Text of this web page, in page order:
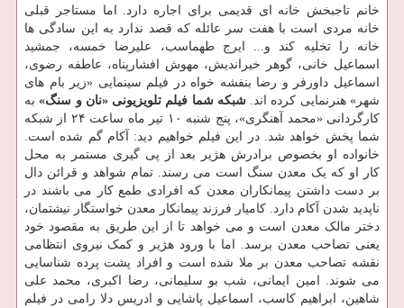
خانم تاجبخش خانه ای قدیمی برای اجاره دارد. اما مستاجر قبلی
خانه مردی است با هفت سر عائله که قصد ندارد به این سادگی ها
خانه را تخلیه کند و... ایرج طهماسب، علیرضا خمسه، جمشید
اسماعیل خانی، گوهر خیراندیش، مهوش افشارپناه، عاطفه رضوی،
اسماعیل داورفر و رضا بنفشه خواه در فیلم سینمایی «زیر بام های
شهر» هنرنمایی کرده اند.شبکه شما فیلم تلویزیونی «نان و سنگ»به
کارگردانی «محمد آهنگری»، پنج شنبه ۱۰ تیر ماه ساعت ۲۴ از شبکه
شما پخش خواهد شد. در این فیلم خواهیم دید: آکام گم شده است.
خانواده او بخصوص برادرش هژیر بعد از پی گیری مستمر به محل
کار او که یک معدن سنگ است می رسند. تمام شواهد و قرائن دال
بر دست داشتن پیمانکاران معدن که افرادی طمع کار می باشند در
ناپدید شدن آکام دارد. کامیار فرزند پیمانکار معدن خواستگار نیشتمان،
دختر مالک معدن است و می خواهد تا از این طریق به مقصود خود
یعنی تصاحب معدن برسد. اما با ورود هژیر و کمک نیروی انتظامی
نقشه تصاحب معدن بر ملا شده است و افراد پشت پرده شناسایی
می شوند. امین ایمانی، شب بو سلیمانی، رضا اکبری، محمد علی
شاهین، ابراهیم کاسب، اسماعیل پاشایی و ادریس دلا رامی در فیلم